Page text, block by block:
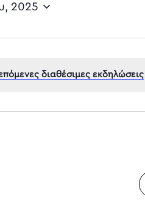
διαθέσιμες εκδηλώσεις
2025